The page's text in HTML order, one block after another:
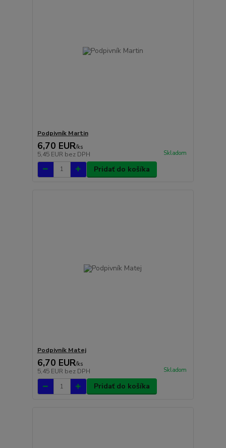
Podpivník Martin
6,70 EUR/ks
5,45 EUR bez DPH Skladom
Pridať do košíka
Podpivník Matej
6,70 EUR/ks
5,45 EUR bez DPH Skladom
Pridať do košíka